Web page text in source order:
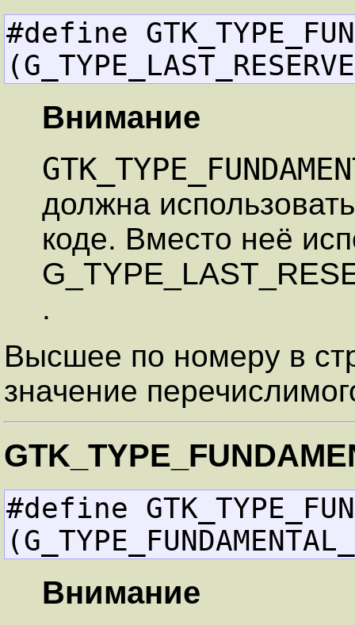
#define
Внимание
должна
коде. Вместо неё
.
Высшее по номеру в
значение
#define
Внимание